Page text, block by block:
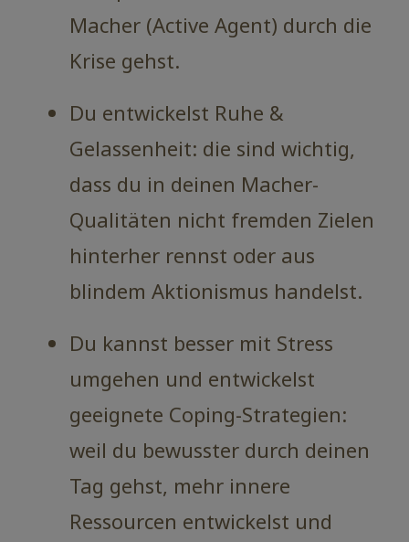
Macher (Active Agent) durch die
Krise gehst.
Du entwickelst Ruhe &
Gelassenheit: die sind wichtig,
dass du in deinen Macher-
Qualitäten nicht fremden Zielen
hinterher rennst oder aus
blindem Aktionismus handelst.
Du kannst besser mit Stress
umgehen und entwickelst
geeignete Coping-Strategien:
weil du bewusster durch deinen
Tag gehst, mehr innere
Ressourcen entwickelst und